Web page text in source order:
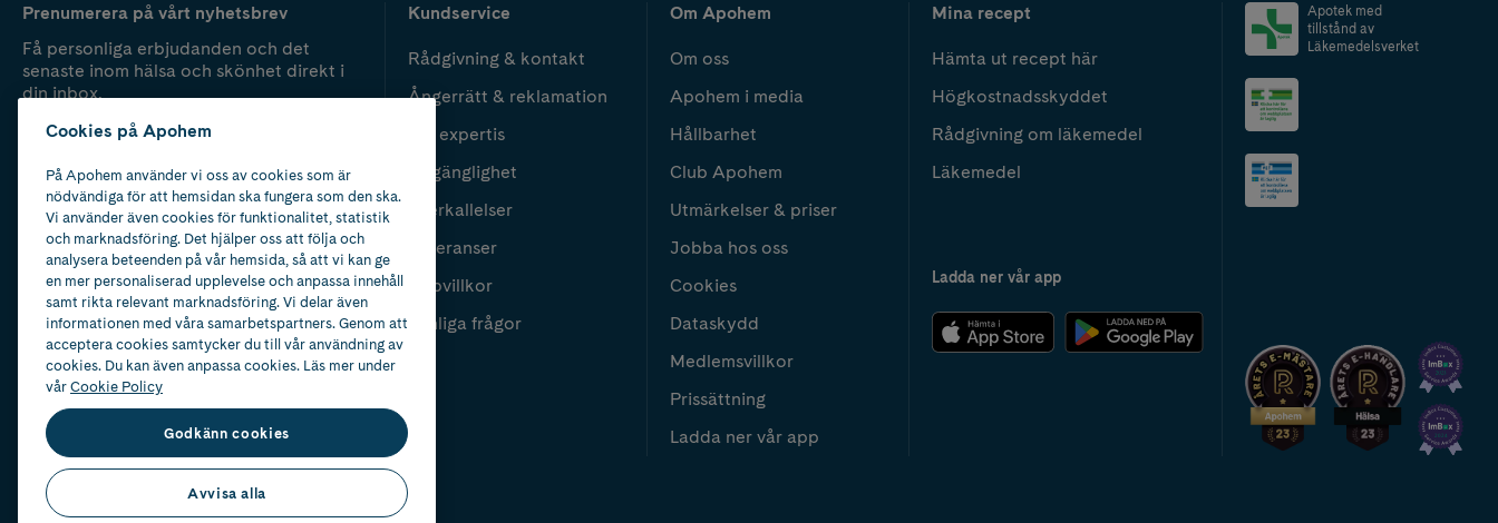
Prenumerera på vårt nyhetsbrev
Få personliga erbjudanden och det
senaste inom hälsa och skönhet direkt i
din inbox.
Kundservice
Rådgivning & kontakt
Ångerrätt & reklamation
Vår expertis
Tillgänglighet
Återkallelser
Leveranser
Köpvillkor
Vanliga frågor
Om Apohem
Om oss
Apohem i media
Hållbarhet
Club Apohem
Utmärkelser & priser
Jobba hos oss
Cookies
Dataskydd
Medlemsvillkor
Prissättning
Ladda ner vår app
Mina recept
Hämta ut recept här
Högkostnadsskyddet
Rådgivning om läkemedel
Läkemedel
Ladda ner vår app
Apotek med
tillstånd av
Läkemedelsverket
2024
Cookies på Apohem
På Apohem använder vi oss av cookies som är
nödvändiga för att hemsidan ska fungera som den ska.
Vi använder även cookies för funktionalitet, statistik
och marknadsföring. Det hjälper oss att följa och
analysera beteenden på vår hemsida, så att vi kan ge
en mer personaliserad upplevelse och anpassa innehåll
samt rikta relevant marknadsföring. Vi delar även
informationen med våra samarbetspartners. Genom att
acceptera cookies samtycker du till vår användning av
cookies. Du kan även anpassa cookies. Läs mer under
vårCookie Policy
Godkänn cookies
Avvisa alla